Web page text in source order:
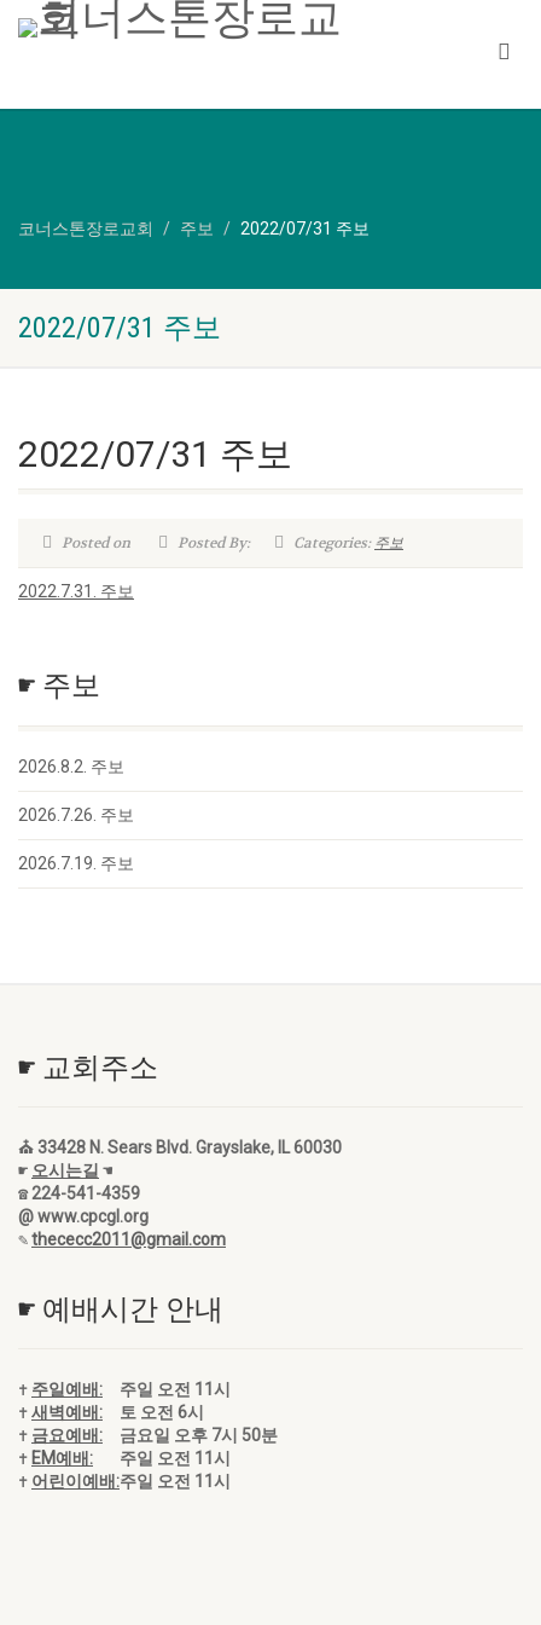
코너스톤장로교회 주보 2022/07/31 주보
2022/07/31 주보
2022/07/31 주보
Posted on Posted By: Categories:주보
2022.7.31. 주보
☛ 주보
2026.8.2. 주보
2026.7.26. 주보
2026.7.19. 주보
☛ 교회주소
⛪ 33428 N. Sears Blvd. Grayslake, IL 60030
☛ 오시는길 ☚
☎ 224-541-4359
@ www.cpcgl.org
✎thececc2011@gmail.com
☛ 예배시간 안내
✝ 주일예배:
주일 오전 11시
✝새벽예배:
토 오전 6시
✝ 금요예배:
금요일 오후 7시 50분
✝ EM예배:
주일 오전 11시
✝ 어린이예배:주일 오전 11시